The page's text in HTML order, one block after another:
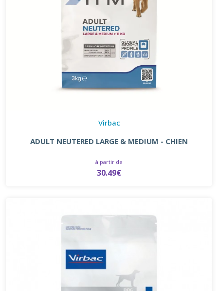
Virbac
ADULT NEUTERED LARGE & MEDIUM - CHIEN
à partir de
30.49€